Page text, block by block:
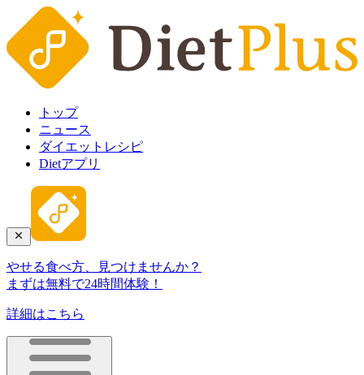
トップ
ニュース
ダイエットレシピ
Dietアプリ
やせる食べ方、見つけませんか？
まずは無料で24時間体験！
詳細はこちら